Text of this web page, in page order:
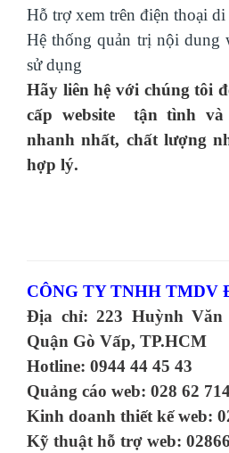
Hỗ trợ xem trên điện thoại di
Hệ thống quản trị nội dung
sử dụng
Hãy liên hệ với chúng tôi
cấp website tận tình và
nhanh nhất, chất lượng
hợp lý.
CÔNG TY TNHH TMDV
Địa chỉ: 223 Huỳnh Văn
Quận Gò Vấp, TP.HCM
Hotline: 0944 44 45 43
Quảng cáo web: 028 62
Kinh doanh thiết kế web:
Kỹ thuật hỗ trợ web: